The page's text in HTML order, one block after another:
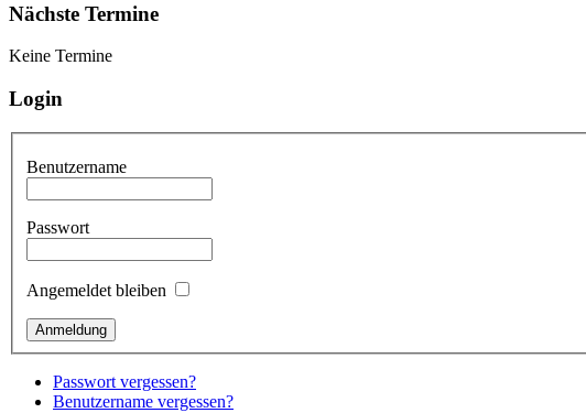
Nächste Termine
Keine Termine
Login
Benutzername
Passwort
Angemeldet bleiben
Passwort vergessen?
Benutzername vergessen?